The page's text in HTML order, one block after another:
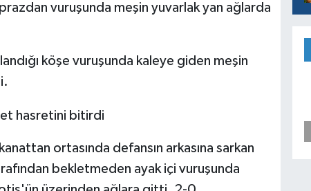
vuruşunda meşin yuvarlak yan ağlarda
köşe vuruşunda kaleye giden meşin
ortasında defansın arkasına sarkan
bekletmeden ayak içi vuruşunda